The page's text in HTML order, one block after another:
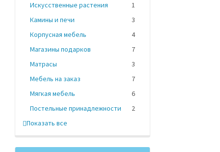
Искусственные растения
1
Камины и печи
3
Корпусная мебель
4
Магазины подарков
7
Матрасы
3
Мебель на заказ
7
Мягкая мебель
6
Постельные принадлежности
2
Показать все